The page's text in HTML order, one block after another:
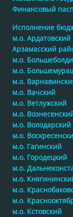
Финансовый
Исполнение
м.о. Ардатовский
Арзамасский
м.о.
м.о.
м.о.
м.о. Вачский
м.о. Ветлужский
м.о.
м.о. Володарский
м.о.
м.о. Гагинский
м.о. Городецкий
м.о.
м.о.
м.о.
м.о.
м.о. Кстовский